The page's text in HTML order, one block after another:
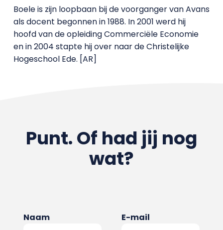
Boele is zijn loopbaan bij de voorganger van Avans
als docent begonnen in 1988. In 2001 werd hij
hoofd van de opleiding Commerciële Economie
en in 2004 stapte hij over naar de Christelijke
Hogeschool Ede. [AR]
Punt. Of had jij nog
wat?
Naam E-mail